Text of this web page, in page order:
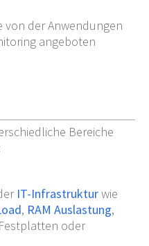
von der Anwendungen
angeboten
Bereiche
IT-Infrastrukturwie
, RAM Auslastung,
oder